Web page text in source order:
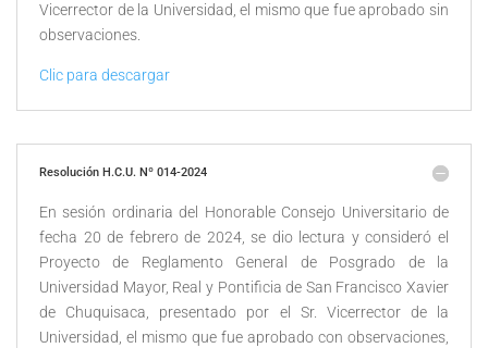
Vicerrector de la Universidad, el mismo que fue aprobado sin
observaciones.
Clic para descargar
Resolución H.C.U. Nº 014-2024
En sesión ordinaria del Honorable Consejo Universitario de
fecha 20 de febrero de 2024, se dio lectura y consideró el
Proyecto de Reglamento General de Posgrado de la
Universidad Mayor, Real y Pontificia de San Francisco Xavier
de Chuquisaca, presentado por el Sr. Vicerrector de la
Universidad, el mismo que fue aprobado con observaciones,